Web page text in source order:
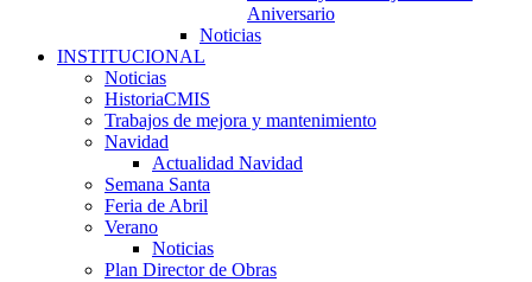
Aniversario
Noticias
INSTITUCIONAL
Noticias
HistoriaCMIS
Trabajos de mejora y mantenimiento
Navidad
Actualidad Navidad
Semana Santa
Feria de Abril
Verano
Noticias
Plan Director de Obras